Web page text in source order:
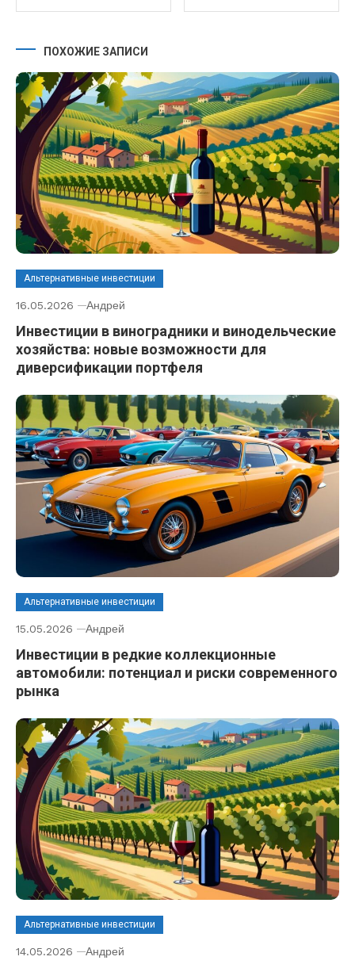
ПОХОЖИЕ ЗАПИСИ
Альтернативные инвестиции
16.05.2026 Андрей
Инвестиции в виноградники и винодельческие
хозяйства: новые возможности для
диверсификации портфеля
Альтернативные инвестиции
15.05.2026 Андрей
Инвестиции в редкие коллекционные
автомобили: потенциал и риски современного
рынка
Альтернативные инвестиции
14.05.2026 Андрей